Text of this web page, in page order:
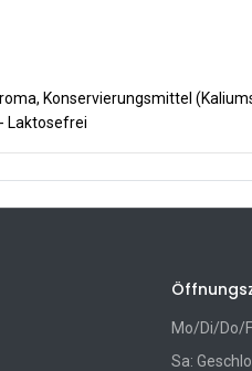
Konservierungsmittel
Laktosefrei
Mo/Di/Do/
Sa: